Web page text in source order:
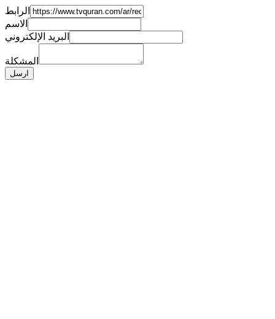
الرابط
الاسم
البريد الإلكتروني
المشكلة
ارسل